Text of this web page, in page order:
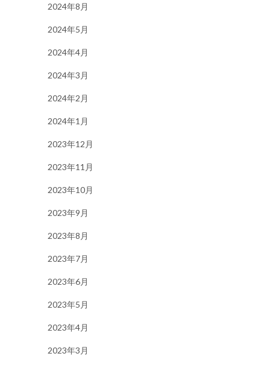
2024年8月
2024年5月
2024年4月
2024年3月
2024年2月
2024年1月
2023年12月
2023年11月
2023年10月
2023年9月
2023年8月
2023年7月
2023年6月
2023年5月
2023年4月
2023年3月